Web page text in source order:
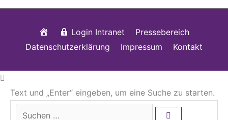
StartseiteLogin Intranet
Pressebereich
Datenschutzerklärung
Impressum Kontakt
Text und „Enter“ eingeben, um eine Suche zu starten.